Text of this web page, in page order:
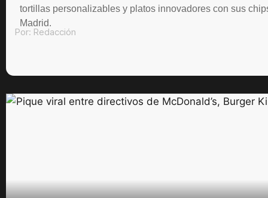
tortillas personalizables y platos innovadores con sus
Madrid.
Por: Redacción